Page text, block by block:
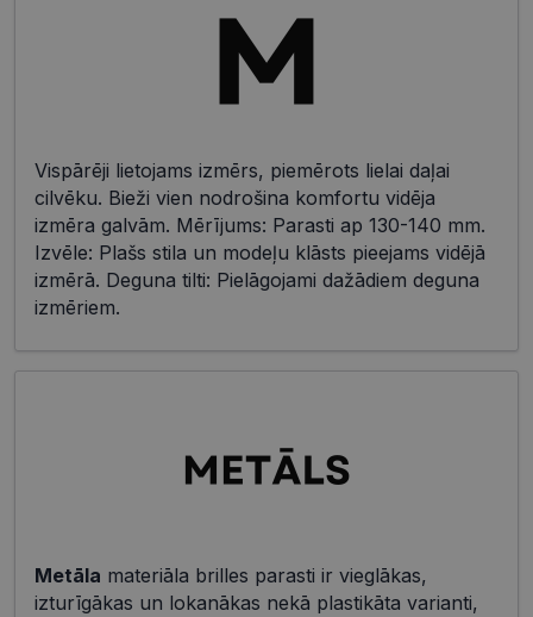
Vispārēji lietojams izmērs, piemērots lielai daļai
cilvēku. Bieži vien nodrošina komfortu vidēja
izmēra galvām. Mērījums: Parasti ap 130-140 mm.
Izvēle: Plašs stila un modeļu klāsts pieejams vidējā
izmērā. Deguna tilti: Pielāgojami dažādiem deguna
izmēriem.
Metāla materiāla brilles parasti ir vieglākas,
izturīgākas un lokanākas nekā plastikāta varianti,